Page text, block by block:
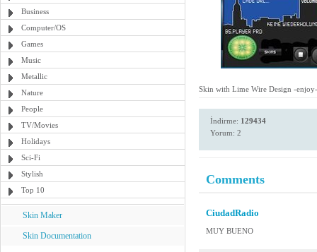
Business
Computer/OS
Games
Music
Metallic
Nature
People
TV/Movies
Holidays
Sci-Fi
Stylish
Top 10
Skin Maker
Skin Documentation
Skin with Lime Wire Design -
İndirme: 129434
Yorum: 2
Comments
CiudadRadio
MUY BUENO